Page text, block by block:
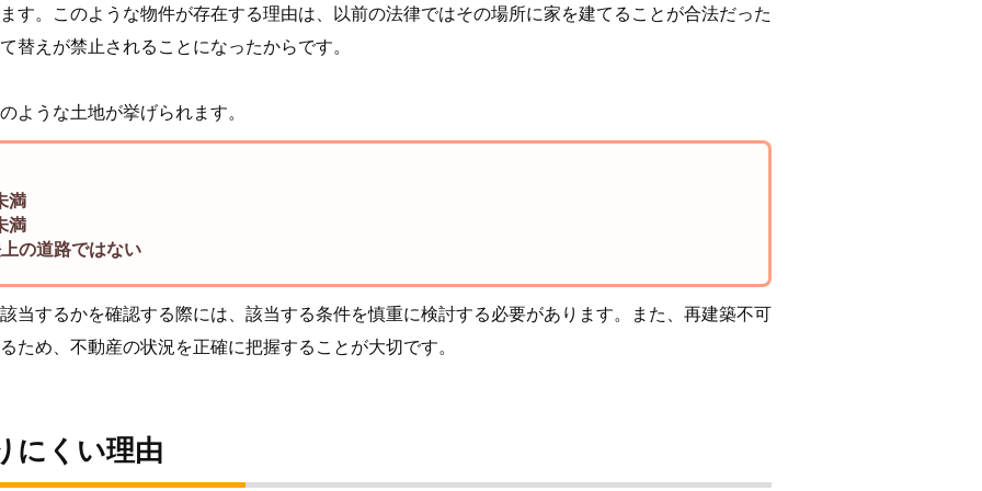
す。このような物件が存在する理由は、以前の法律ではその場所に家を建てることが合法だった
替えが禁止されることになったからです。
ような土地が挙げられます。
満
満
の道路ではない
当するかを確認する際には、該当する条件を慎重に検討する必要があります。また、再建築不可
ため、不動産の状況を正確に把握することが大切です。
にくい理由